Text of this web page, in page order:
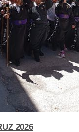
2026